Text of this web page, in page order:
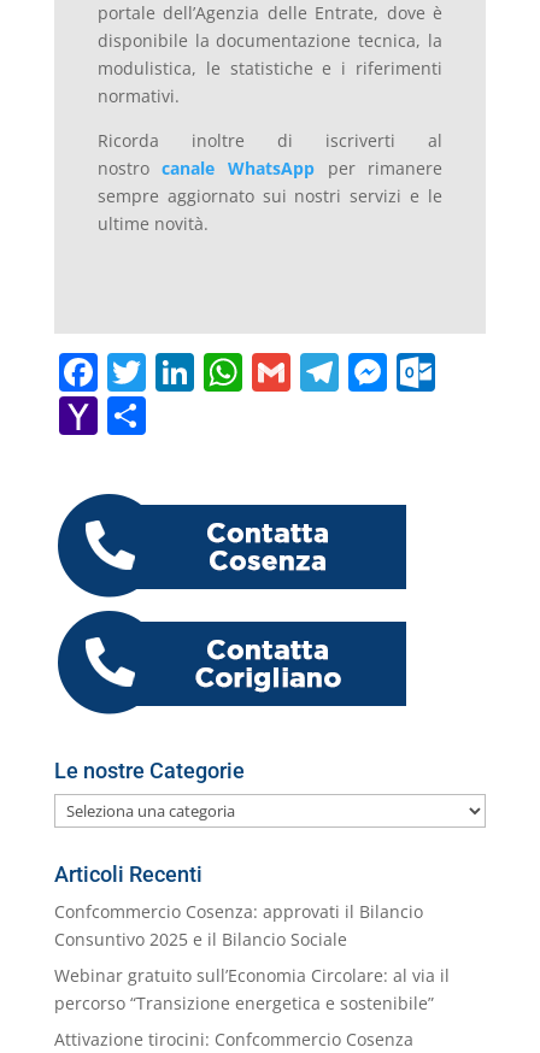
portale dell’Agenzia delle Entrate, dove è
disponibile la documentazione tecnica, la
modulistica, le statistiche e i riferimenti
normativi.
Ricorda inoltre di iscriverti al
nostrocanale WhatsApp
per rimanere
sempre aggiornato sui nostri servizi e le
ultime novità.
F
a
c
e
b
o
o
k
T
w
itt
Li
dI
n
W
A
p
p
G T M
er
O
Y
h
o
o
M
ai
l
C
n
di
Le nostre Categorie
Le
nostre
Categorie
Articoli Recenti
Confcommercio Cosenza: approvati il Bilancio
Consuntivo 2025 e il Bilancio Sociale
Webinar gratuito sull’Economia Circolare: al via il
percorso “Transizione energetica e sostenibile”
Attivazione tirocini: Confcommercio Cosenza